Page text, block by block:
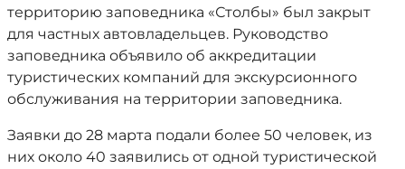
территорию заповедника «Столбы» был закрыт
для частных автовладельцев. Руководство
заповедника объявило об аккредитации
туристических компаний для экскурсионного
обслуживания на территории заповедника.
Заявки до 28 марта подали более 50 человек, из
них около 40 заявились от одной туристической